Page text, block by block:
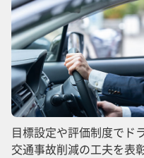
目標設定や評価制度でド
交通事故削減の工夫を表